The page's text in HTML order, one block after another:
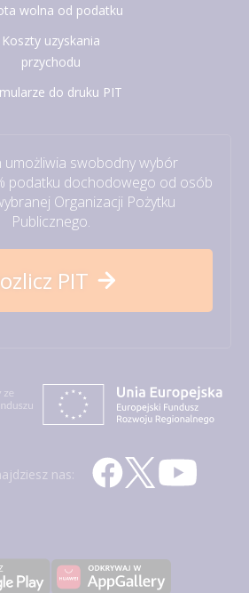
wolna od podatku
Koszty uzyskania
przychodu
do druku PIT
umożliwia swobodny wybór
podatku dochodowego od osób
Organizacji Pożytku
Publicznego.
PIT
nas: